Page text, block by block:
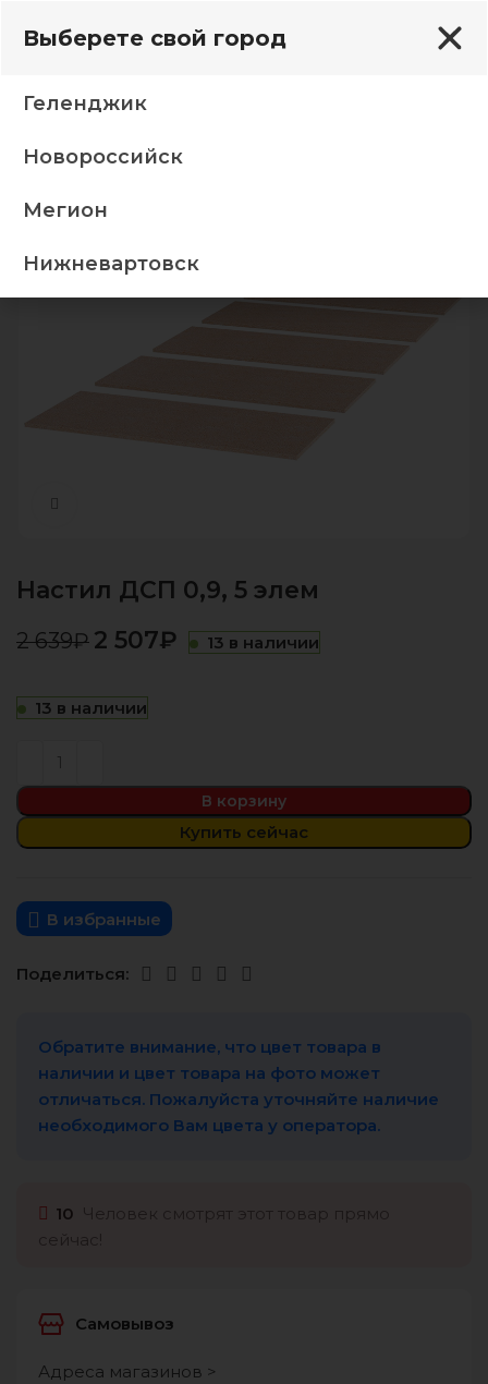
Спальня Кровати
Настил ДСП 0,9, 5 элем
2 639₽ 2 507₽ 13 в наличии
13 в наличии
В корзину
Купить сейчас
В избранные
Поделиться:
Обратите внимание, что цвет товара в
наличии и цвет товара на фото может
отличаться. Пожалуйста уточняйте наличие
необходимого Вам цвета у оператора.
10
Самовывоз
Адреса магазинов >
Выберете свой город
Геленджик
Новороссийск
Мегион
Нижневартовск